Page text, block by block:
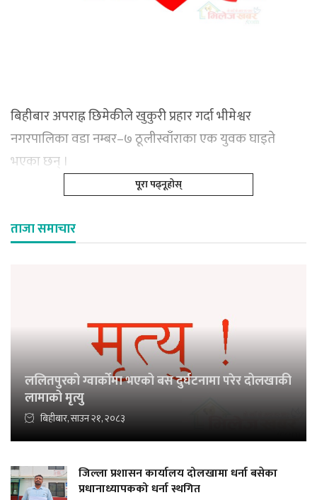
बिहीबार अपराह्न छिमेकीले खुकुरी प्रहार गर्दा भीमेश्वर
नगरपालिका वडा नम्बर–७ ठूलीस्वाँराका एक युवक घाइते
भएका छन् ।
पूरा पढ्नूहोस्
ताजा समाचार
ललितपुरको ग्वार्कोमा भएको बस दुर्घटनामा परेर दोलखाकी
लामाको मृत्यु
बिहीबार, साउन २१, २०८३
जिल्ला प्रशासन कार्यालय दोलखामा धर्ना बसेका
प्रधानाध्यापकको धर्ना स्थगित